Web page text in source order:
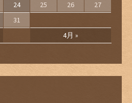
4月 »
24 25 26
27
31